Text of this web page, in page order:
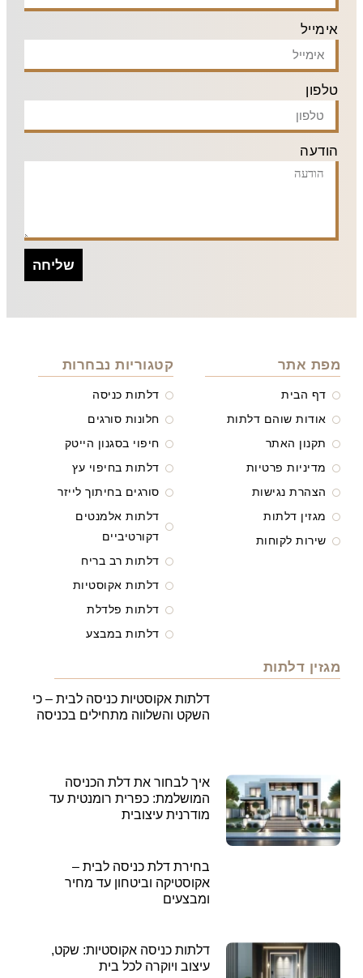
אימייל
טלפון
הודעה
שליחה
מפת אתר
דף הבית
אודות שוהם דלתות
תקנון האתר
מדיניות פרטיות
הצהרת נגישות
מגזין דלתות
שירות לקוחות
קטגוריות נבחרות
דלתות כניסה
חלונות סורגים
חיפוי בסגנון הייטק
דלתות בחיפוי עץ
סורגים בחיתוך לייזר
דלתות אלמנטים
דקורטיביים
דלתות רב בריח
דלתות אקוסטיות
דלתות פלדלת
דלתות במבצע
מגזין דלתות
דלתות אקוסטיות כניסה לבית – כי
השקט והשלווה מתחילים בכניסה
איך לבחור את דלת הכניסה
המושלמת: כפרית רומנטית עד
מודרנית עיצובית
בחירת דלת כניסה לבית –
אקוסטיקה וביטחון עד מחיר
ומבצעים
דלתות כניסה אקוסטיות: שקט,
עיצוב ויוקרה לכל בית